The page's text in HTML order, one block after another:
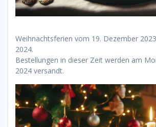
Weihnachtsferien vom 19. Dezember
2024.
Bestellungen in dieser Zeit werden am
2024 versandt.